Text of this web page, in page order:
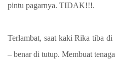
pintu pagarnya. TIDAK!!!.
Terlambat, saat kaki Rika tiba di
– benar di tutup. Membuat